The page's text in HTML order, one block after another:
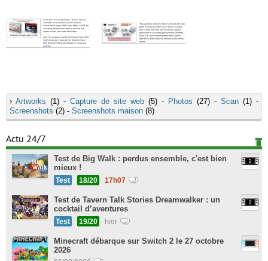
› Artworks (1) - Capture de site web (5) - Photos (27) - Scan (1) -
Screenshots (2) - Screenshots maison (8)
Actu 24/7
Test de Big Walk : perdus ensemble, c'est bien
mieux !
Test 18/20 17h07
Test de Tavern Talk Stories Dreamwalker : un
cocktail d’aventures
Test 19/20 hier
Minecraft débarque sur Switch 2 le 27 octobre
2026